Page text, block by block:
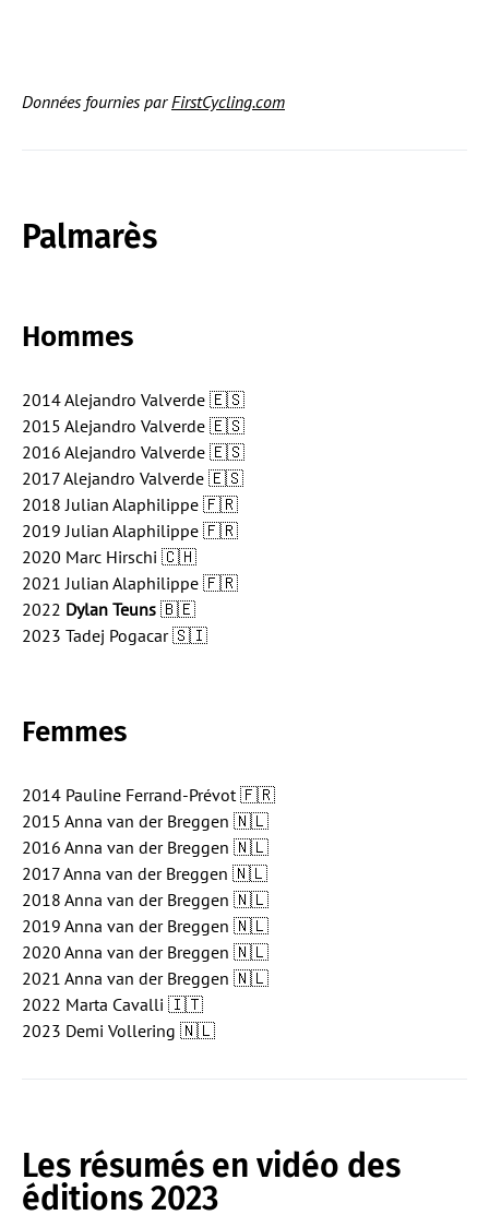
Données fournies parFirstCycling.com
Palmarès
Hommes
2014 Alejandro Valverde 🇪🇸
2015 Alejandro Valverde 🇪🇸
2016 Alejandro Valverde 🇪🇸
2017 Alejandro Valverde 🇪🇸
2018 Julian Alaphilippe 🇫🇷
2019 Julian Alaphilippe 🇫🇷
2020 Marc Hirschi 🇨🇭
2021 Julian Alaphilippe 🇫🇷
2022 Dylan Teuns 🇧🇪
2023 Tadej Pogacar 🇸🇮
Femmes
2014 Pauline Ferrand-Prévot 🇫🇷
2015 Anna van der Breggen 🇳🇱
2016 Anna van der Breggen 🇳🇱
2017 Anna van der Breggen 🇳🇱
2018 Anna van der Breggen 🇳🇱
2019 Anna van der Breggen 🇳🇱
2020 Anna van der Breggen 🇳🇱
2021 Anna van der Breggen 🇳🇱
2022 Marta Cavalli 🇮🇹
2023 Demi Vollering 🇳🇱
Les résumés en vidéo des
éditions 2023